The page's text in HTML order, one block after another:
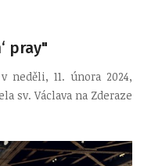
pray"
neděli, 11. února 2024,
sv. Václava na Zderaze